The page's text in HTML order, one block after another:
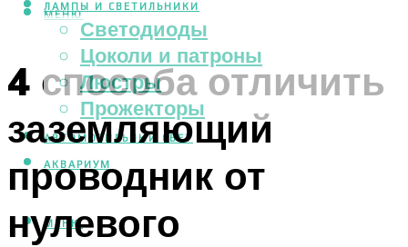
ЛАМПЫ И СВЕТИЛЬНИКИ
Светодиоды
Цоколи и патроны
Люстры
Прожекторы
АВТОМОБИЛЬНЫЙ СВЕТ
АКВАРИУМ
МЕНЮ
МЕНЮ
4 способа отличить
заземляющий
проводник от
нулевого